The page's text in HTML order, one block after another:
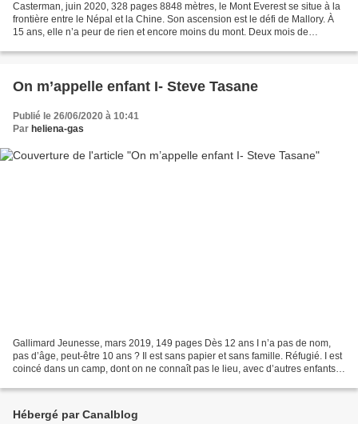
Casterman, juin 2020, 328 pages 8848 mètres, le Mont Everest se situe à la
frontière entre le Népal et la Chine. Son ascension est le défi de Mallory. À
15 ans, elle n’a peur de rien et encore moins du mont. Deux mois de
On m’appelle enfant I- Steve Tasane
Publié le 26/06/2020 à 10:41
Par heliena-gas
Gallimard Jeunesse, mars 2019, 149 pages Dès 12 ans I n’a pas de nom,
pas d’âge, peut-être 10 ans ? Il est sans papier et sans famille. Réfugié. I est
coincé dans un camp, dont on ne connaît pas le lieu, avec d’autres enfants.
Hébergé par Canalblog